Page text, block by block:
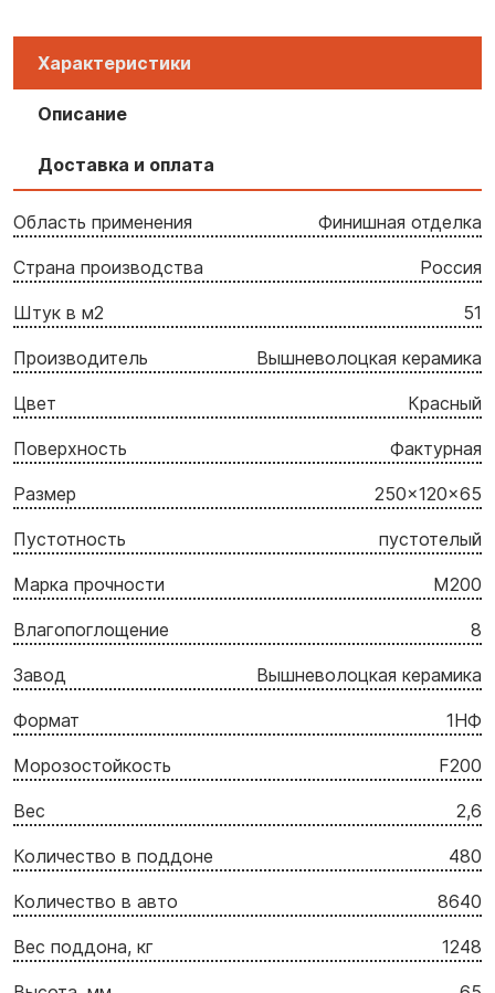
Характеристики
Описание
Доставка и оплата
Область применения Финишная отделка
Страна производства Россия
Штук в м2 51
Производитель Вышневолоцкая керамика
Цвет Красный
Поверхность Фактурная
Размер 250x120x65
Пустотность пустотелый
Марка прочности M200
Влагопоглощение 8
Завод Вышневолоцкая керамика
Формат 1НФ
Морозостойкость F200
Вес 2,6
Количество в поддоне 480
Количество в авто 8640
Вес поддона, кг 1248